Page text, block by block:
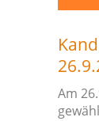
Am